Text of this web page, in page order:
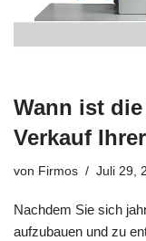
Wann ist
Verkauf
von Firmos Juli 29,
Nachdem Sie sich
aufzubauen und zu